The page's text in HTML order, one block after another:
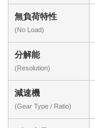
無負荷特性
(No Load)
分解能
(Resolution)
減速機
(Gear Type / Ratio)